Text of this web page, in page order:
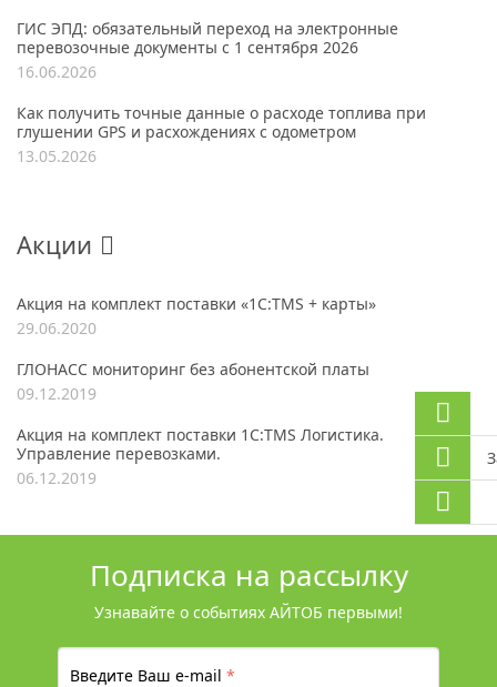
ГИС ЭПД: обязательный переход на электронные
перевозочные документы с 1 сентября 2026
16.06.2026
Как получить точные данные о расходе топлива при
глушении GPS и расхождениях с одометром
13.05.2026
Акции
Акция на комплект поставки «1С:TMS + карты»
29.06.2020
ГЛОНАСС мониторинг без абонентской платы
09.12.2019
Акция на комплект поставки 1С:TMS Логистика.
Управление перевозками.
06.12.2019
Подписка на рассылку
Узнавайте о событиях АЙТОБ первыми!
Введите Ваш e-mail*